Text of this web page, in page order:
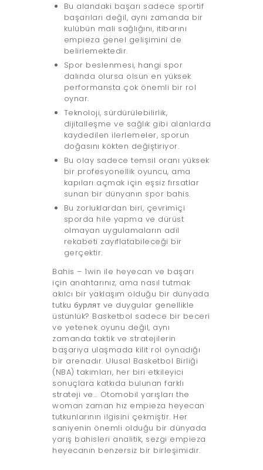
Bu alandaki başarı sadece sportif
başarıları değil, aynı zamanda bir
kulübün mali sağlığını, itibarını
empieza genel gelişimini de
belirlemektedir.
Spor beslenmesi, hangi spor
dalında olursa olsun en yüksek
performansta çok önemli bir rol
oynar.
Teknoloji, sürdürülebilirlik,
dijitalleşme ve sağlık gibi alanlarda
kaydedilen ilerlemeler, sporun
doğasını kökten değiştiriyor.
Bu olay sadece temsil oranı yüksek
bir profesyonellik oyuncu, ama
kapıları açmak için eşsiz fırsatlar
sunan bir dünyanın spor bahis.
Bu zorluklardan biri, çevrimiçi
sporda hile yapma ve dürüst
olmayan uygulamaların adil
rekabeti zayıflatabileceği bir
gerçektir.
Bahis – 1win ile heyecan ve başarı
için anahtarınız, ama nasıl tutmak
akılcı bir yaklaşım olduğu bir dünyada
tutku бурлят ve duygular genellikle
üstünlük? Basketbol sadece bir beceri
ve yetenek oyunu değil, aynı
zamanda taktik ve stratejilerin
başarıya ulaşmada kilit rol oynadığı
bir arenadır. Ulusal Basketbol Birliği
(NBA) takımları, her biri etkileyici
sonuçlara katkıda bulunan farklı
strateji ve… Otomobil yarışları the
woman zaman hız empieza heyecan
tutkunlarının ilgisini çekmiştir. Her
saniyenin önemli olduğu bir dünyada
yarış bahisleri analitik, sezgi empieza
heyecanın benzersiz bir birleşimidir.